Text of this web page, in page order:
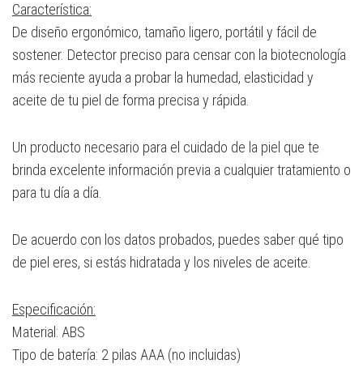
Característica:
De diseño ergonómico, tamaño ligero, portátil y fácil de
sostener. Detector preciso para censar con la biotecnología
más reciente ayuda a probar la humedad, elasticidad y
aceite de tu piel de forma precisa y rápida.
Un producto necesario para el cuidado de la piel que te
brinda excelente información previa a cualquier tratamiento o
para tu día a día.
De acuerdo con los datos probados, puedes saber qué tipo
de piel eres, si estás hidratada y los niveles de aceite.
Especificación:
Material: ABS
Tipo de batería: 2 pilas AAA (no incluidas)